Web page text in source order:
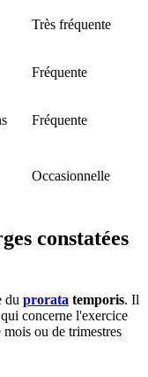
Très fréquente
Fréquente
Fréquente
Occasionnelle
constatées
du prorata temporis. Il
concerne l'exercice
ou de trimestres